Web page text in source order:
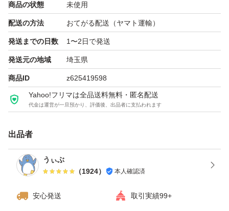
インストールから認証完了まで、サポートいたします。
まとめ買いにも対応可能ですので、複数枚お求めの場合は
コメントいただければ幸いです。
商品の状態 未使用
配送の方法 おてがる配送（ヤマト運輸）
発送までの日数 1〜2日で発送
発送元の地域 埼玉県
商品ID z625419598
Yahoo!フリマは全品送料無料・匿名配送
代金は運営が一旦預かり、評価後、出品者に支払われます
出品者
うぃぶ
（1924） 本人確認済
安心発送 取引実績99+